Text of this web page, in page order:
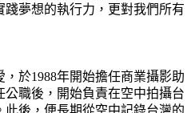
夢想的執行力，更對我們所有
，於1988年開始擔任商業攝影助
公職後，開始負責在空中拍攝台
後，便長期從空中記錄台灣的